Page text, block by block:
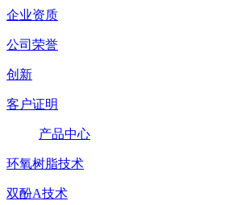
企业资质
公司荣誉
创新
客户证明
产品中心
环氧树脂技术
双酚A技术